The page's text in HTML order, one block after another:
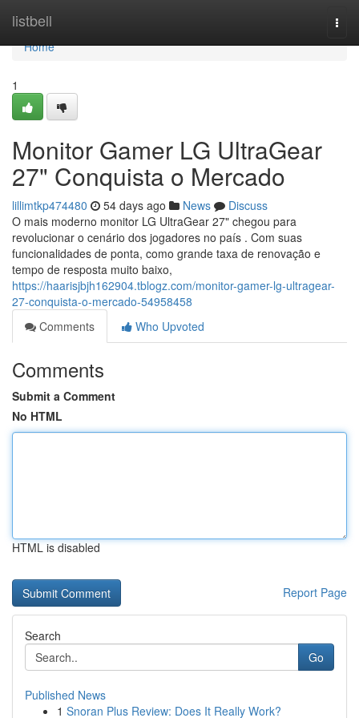
listbell
Home
Home
1
Monitor Gamer LG UltraGear
27" Conquista o Mercado
lillimtkp474480 54 days ago News
Discuss
O mais moderno monitor LG UltraGear 27" chegou para
revolucionar o cenário dos jogadores no país . Com suas
funcionalidades de ponta, como grande taxa de renovação e
tempo de resposta muito baixo,
https://haarisjbjh162904.tblogz.com/monitor-gamer-lg-ultragear-
27-conquista-o-mercado-54958458
Comments
Who Upvoted
Comments
Submit a Comment
No HTML
HTML is disabled
Report Page
Search
Go
Published News
1 Snoran Plus Review: Does It Really Work?